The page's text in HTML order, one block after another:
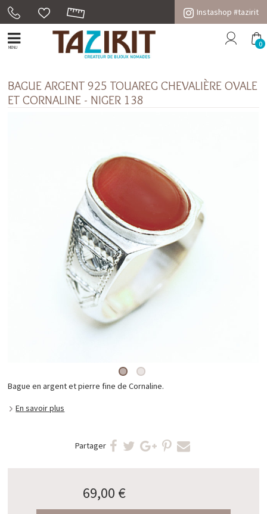
Instashop #tazirit
MENU 0
BAGUE ARGENT 925 TOUAREG CHEVALIÈRE OVALE
ET CORNALINE - NIGER 138
Bague en argent et pierre fine de Cornaline.
En savoir plus
Partager
69,00 €